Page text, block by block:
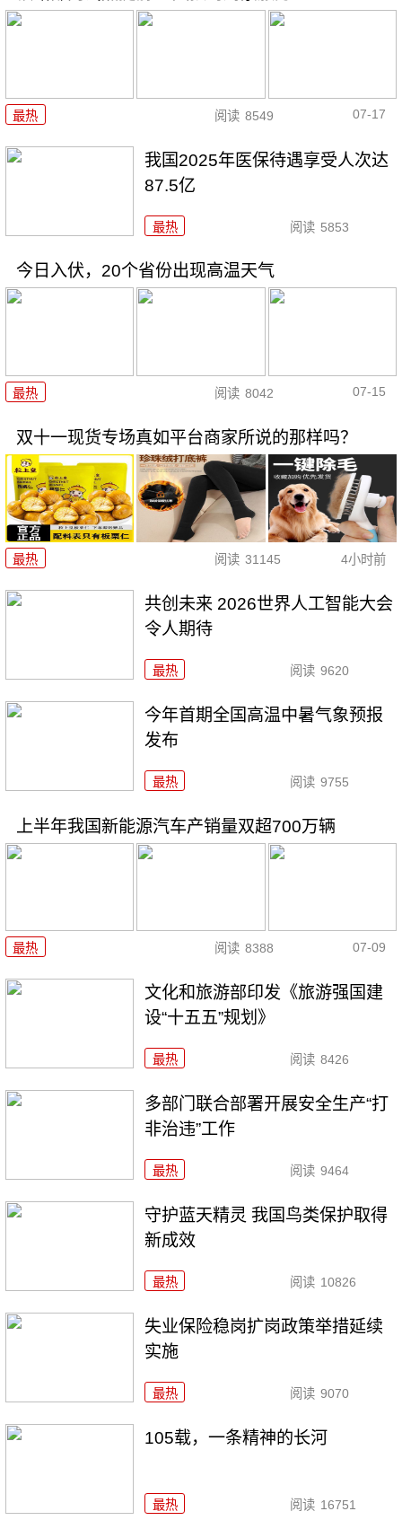
最热 阅读 8549 07-17
我国2025年医保待遇享受人次达
87.5亿
最热 阅读 5853
今日入伏，20个省份出现高温天气
最热 阅读 8042 07-15
双十一现货专场真如平台商家所说的那样吗？
最热 阅读 31145 4小时前
共创未来 2026世界人工智能大会
令人期待
最热 阅读 9620
今年首期全国高温中暑气象预报
发布
最热 阅读 9755
上半年我国新能源汽车产销量双超700万辆
最热 阅读 8388 07-09
文化和旅游部印发《旅游强国建
设“十五五”规划》
最热 阅读 8426
多部门联合部署开展安全生产“打
非治违”工作
最热 阅读 9464
守护蓝天精灵 我国鸟类保护取得
新成效
最热 阅读 10826
失业保险稳岗扩岗政策举措延续
实施
最热 阅读 9070
105载，一条精神的长河
最热 阅读 16751